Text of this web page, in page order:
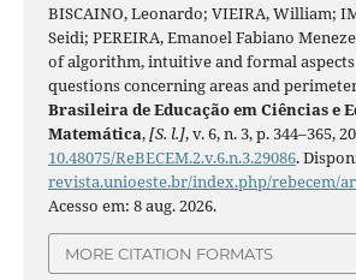
BISCAINO, Leonardo; VIEIRA, William;
Seidi; PEREIRA, Emanoel Fabiano
of algorithm, intuitive and formal
questions concerning areas and
Brasileira de Educação em Ciências e
Matemática,[S. l.], v. 6, n. 3, p. 344–365,
10.48075/ReBECEM.2.v.6.n.3.29086.
revista.unioeste.br/index.php/rebecem/
Acesso em: 8 aug. 2026.
MORE CITATION FORMATS